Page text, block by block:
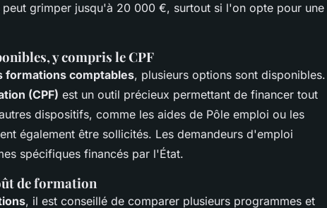
peut grimper jusqu'à 20 000 €, surtout si l'on opte pour une
y compris le CPF
formations comptables, plusieurs options sont disponibles.
(CPF) est un outil précieux permettant de financer tout
dispositifs, comme les aides de Pôle emploi ou les
également être sollicités. Les demandeurs d'emploi
spécifiques financés par l'État.
de formation
, il est conseillé de comparer plusieurs programmes et